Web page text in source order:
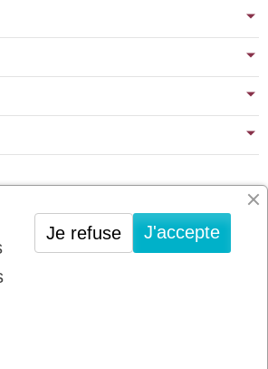
: LE MEILLEUR DE LA
CHIENS ET CHATS
DES SOINS FRANCAIS DE
J'accepte
Je refuse